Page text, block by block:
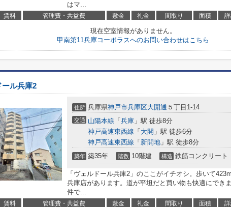
はマ...
賃料 管理費・共益費 敷金 礼金 間取り 面積
現在空室情報がありません。
甲南第11兵庫コーポラスへのお問い合わせはこちら
ール兵庫2
住所 兵庫県神戸市兵庫区大開通 ５丁目1-14
交通 山陽本線 「 兵庫 」駅 徒歩8分
神戸高速東西線 「 大開 」駅 徒歩6分
神戸高速東西線 「 新開地 」駅 徒歩8分
築年 築35年 階数 10階建 構造 鉄筋コンクリート
「ヴェルドール兵庫2」のここがイチオシ。歩いて
兵庫店があります。道が平坦だと買い物も快適にでき
件で...
賃料 管理費・共益費 敷金 礼金 間取り 面積